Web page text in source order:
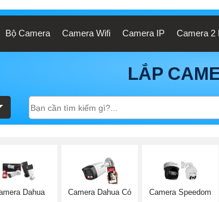
Bộ Camera Camera Wifi Camera IP Camera 2
LẮP
Dahua
Camera Dahua Có
Camera Speedom